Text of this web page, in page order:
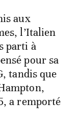
aux
l’Italien
parti à
pour sa
tandis que
a remporté